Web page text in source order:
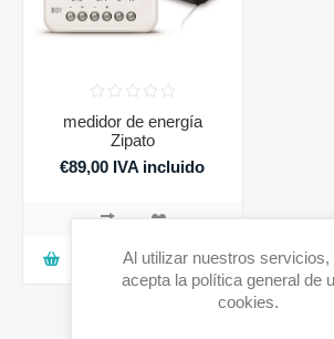
medidor de energía
Zipato
€89,00 IVA incluido
AGREGAR A LA CESTA
Al utilizar nuestros servicios,
acepta la política general de
cookies.